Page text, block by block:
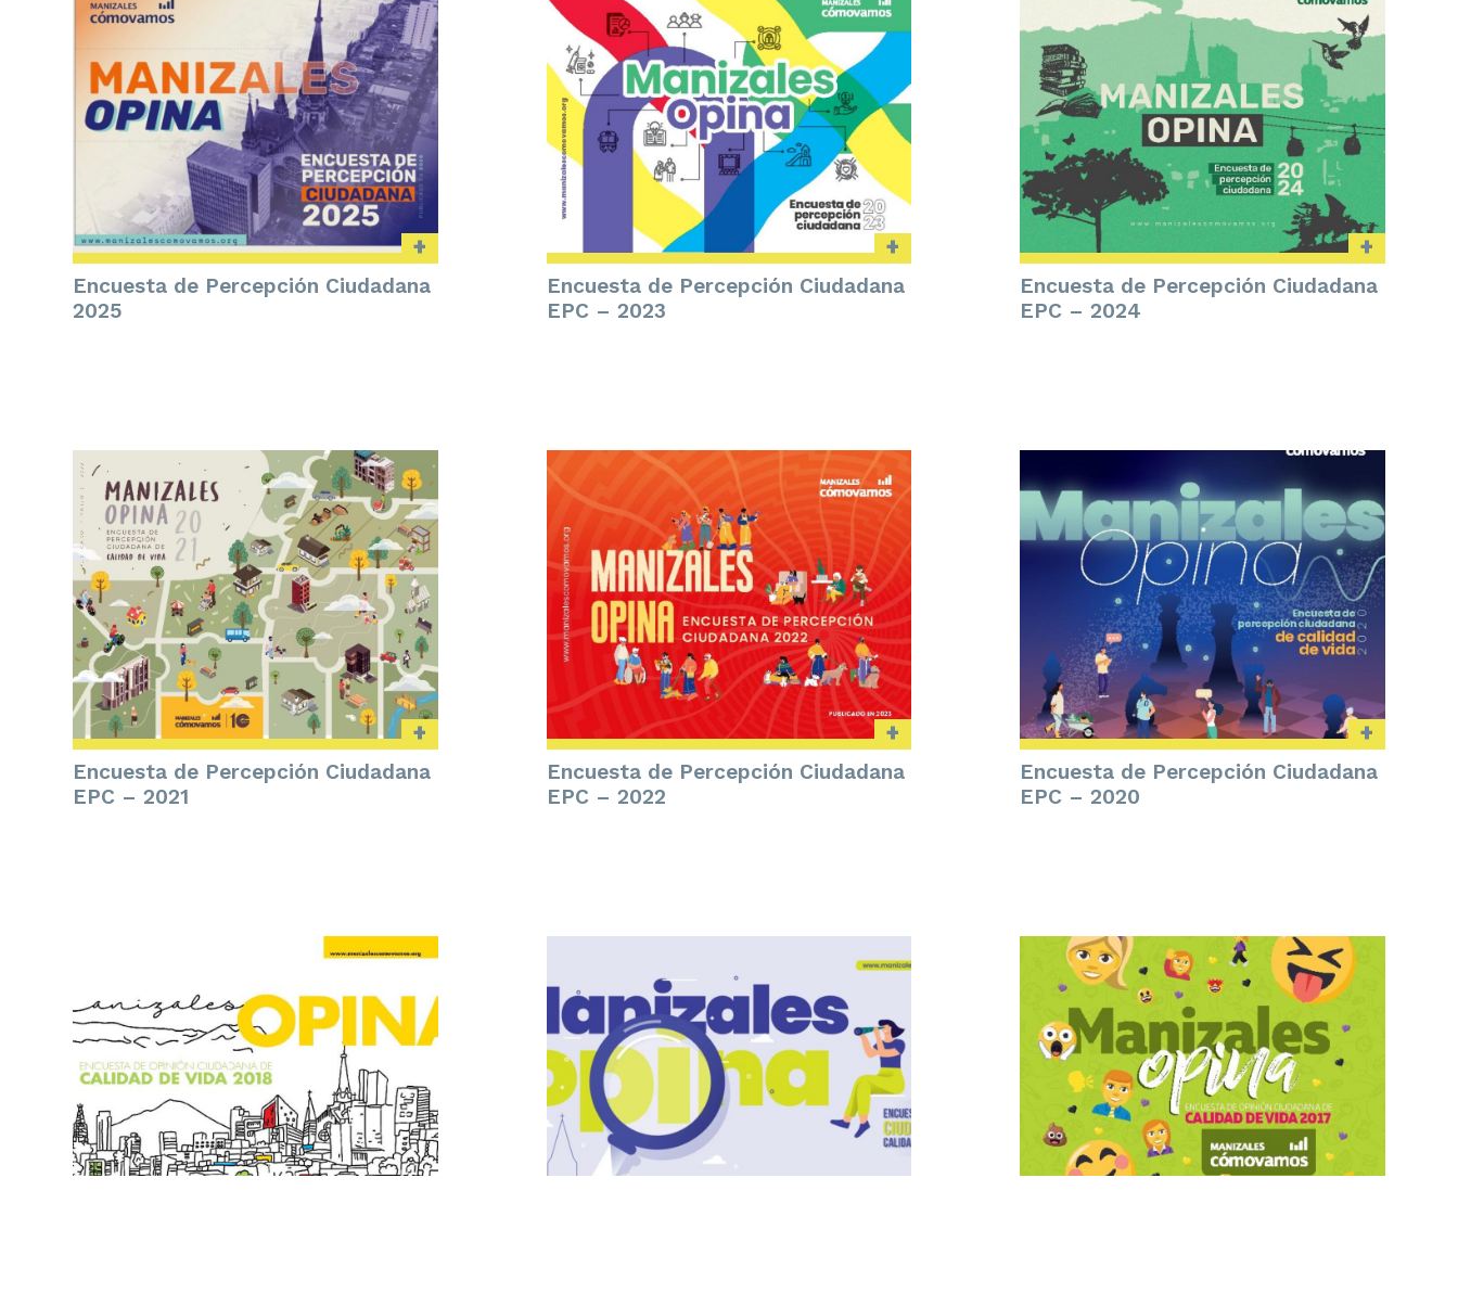
+
Encuesta de Percepción Ciudadana
2025
+
Encuesta de Percepción Ciudadana
EPC – 2023
+
Encuesta de Percepción Ciudadana
EPC – 2024
+
Encuesta de Percepción Ciudadana
EPC – 2021
+
Encuesta de Percepción Ciudadana
EPC – 2022
+
Encuesta de Percepción Ciudadana
EPC – 2020